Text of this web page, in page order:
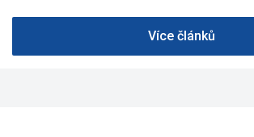
Více článků